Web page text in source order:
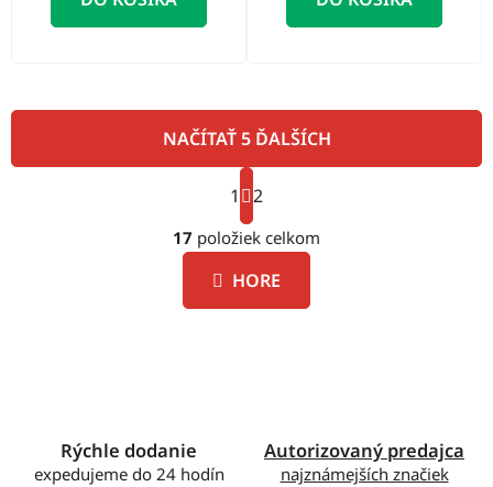
O
v
l
á
d
NAČÍTAŤ 5 ĎALŠÍCH
S
t
r
á
n
k
1 2
17 položiek celkom
HORE
Rýchle dodanie
expedujeme do 24 hodín
Autorizovaný predajca
najznámejších značiek